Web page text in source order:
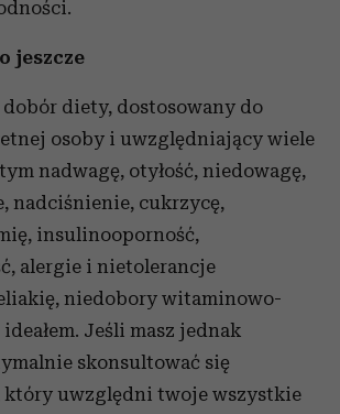
jeszcze
diety, dostosowany do
osoby i uwzględniający wiele
nadwagę, otyłość, niedowagę,
nadciśnienie, cukrzycę,
insulinooporność,
alergie i nietolerancje
niedobory witaminowo-
Jeśli masz jednak
skonsultować się
który uwzględni twoje wszystkie